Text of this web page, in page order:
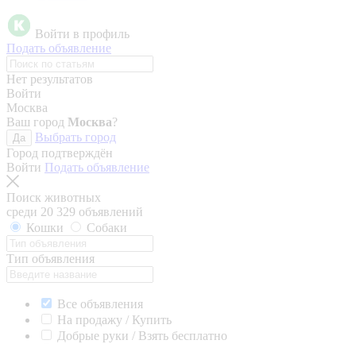
Войти в профиль
Подать объявление
Нет результатов
Войти
Москва
Ваш город Москва?
Да
Выбрать город
Город подтверждён
Войти Подать объявление
Поиск животных
среди 20 329 объявлений
Кошки
Собаки
Тип объявления
Все объявления
На продажу / Купить
Добрые руки / Взять бесплатно